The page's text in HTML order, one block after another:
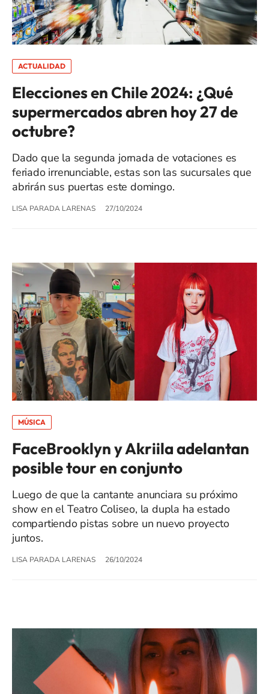
ACTUALIDAD
Elecciones en Chile 2024: ¿Qué
supermercados abren hoy 27 de
octubre?
Dado que la segunda jornada de votaciones es
feriado irrenunciable, estas son las sucursales que
abrirán sus puertas este domingo.
LISA PARADA LARENAS 27/10/2024
MÚSICA
FaceBrooklyn y Akriila adelantan
posible tour en conjunto
Luego de que la cantante anunciara su próximo
show en el Teatro Coliseo, la dupla ha estado
compartiendo pistas sobre un nuevo proyecto
juntos.
LISA PARADA LARENAS 26/10/2024